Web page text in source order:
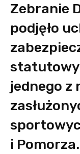
Zebranie
podjęło
jednego z
i Pomorza.